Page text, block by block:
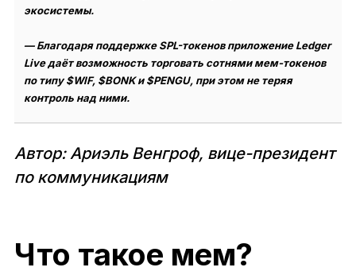
экосистемы.
— Благодаря поддержке SPL-токенов приложение Ledger
Live даёт возможность торговать сотнями мем-токенов
по типу $WIF, $BONK и $PENGU, при этом не теряя
контроль над ними.
Автор: Ариэль Венгроф, вице-президент
по коммуникациям
Что такое мем?